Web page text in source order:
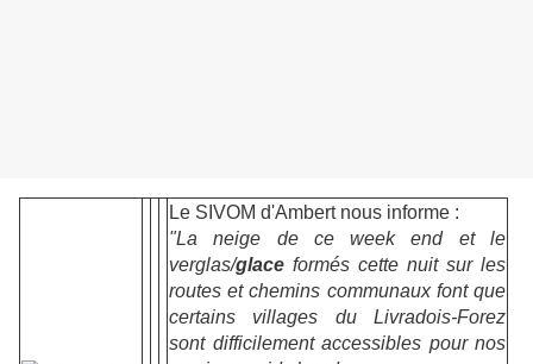
Le SIVOM d'Ambert nous informe :
"La neige de ce week end et le
verglas/glace formés cette nuit sur les
routes et chemins communaux font que
certains villages du Livradois-Forez
sont difficilement accessibles pour nos